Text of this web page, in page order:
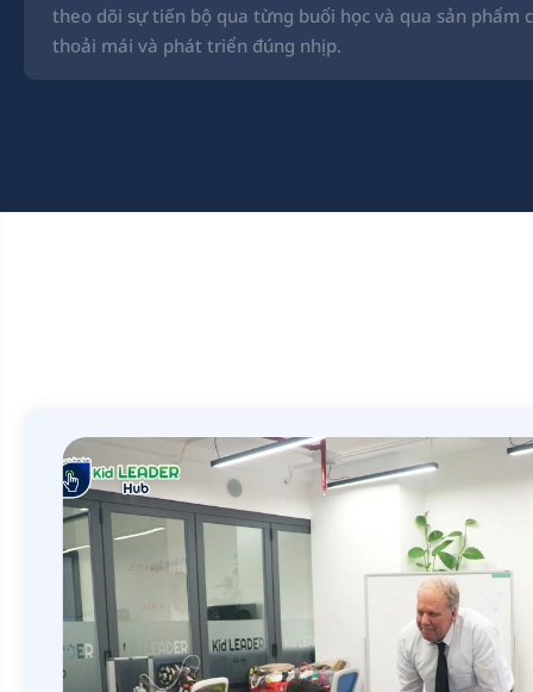
theo dõi sự tiến bộ qua từng buổi học và qua sản phẩm
thoải mái và phát triển đúng nhịp.